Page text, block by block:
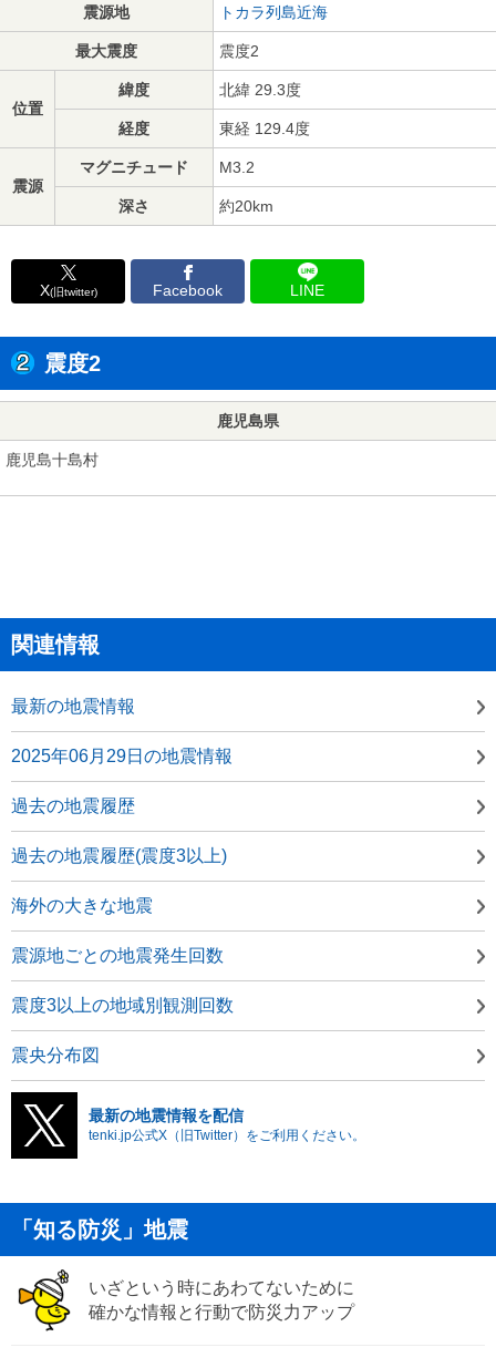
震源地 トカラ列島近海
最大震度 震度2
位置
緯度 北緯 29.3度
経度 東経 129.4度
震源
マグニチュード M3.2
深さ 約20km
X(旧twitter) Facebook LINE
震度2
鹿児島県
鹿児島十島村
関連情報
最新の地震情報
2025年06月29日の地震情報
過去の地震履歴
過去の地震履歴(震度3以上)
海外の大きな地震
震源地ごとの地震発生回数
震度3以上の地域別観測回数
震央分布図
最新の地震情報を配信
tenki.jp公式X（旧Twitter）をご利用ください。
「知る防災」地震
いざという時にあわてないために
確かな情報と行動で防災力アップ